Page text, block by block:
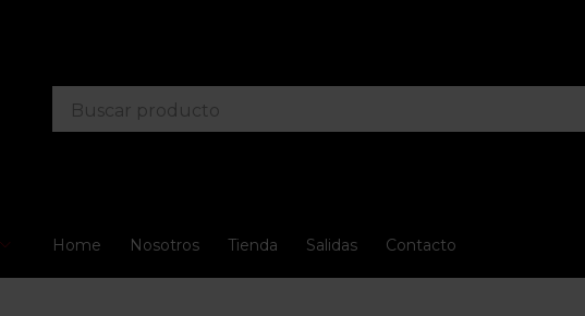
Home Nosotros Tienda Salidas Contacto